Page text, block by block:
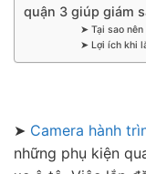
quận 3 giúp giám
➤ Tại sao nên
➤ Lợi ích khi
➤ Camera hành
những phụ kiện